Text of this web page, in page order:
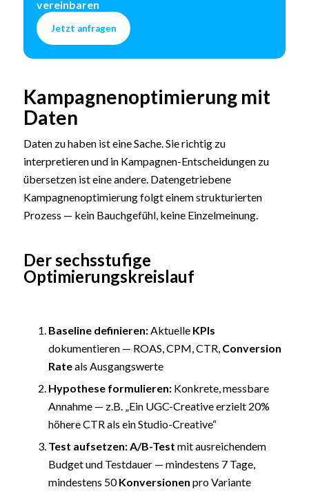
vereinbaren
Jetzt anfragen
Kampagnenoptimierung mit
Daten
Daten zu haben ist eine Sache. Sie richtig zu
interpretieren und in Kampagnen-Entscheidungen zu
übersetzen ist eine andere. Datengetriebene
Kampagnenoptimierung folgt einem strukturierten
Prozess — kein Bauchgefühl, keine Einzelmeinung.
Der sechsstufige
Optimierungskreislauf
Baseline definieren:Aktuelle KPIs
dokumentieren — ROAS, CPM, CTR, Conversion
Rateals Ausgangswerte
Hypothese formulieren:Konkrete, messbare
Annahme — z.B. „Ein UGC-Creative erzielt 20%
höhere CTR als ein Studio-Creative“
Test aufsetzen: A/B-Test mit ausreichendem
Budget und Testdauer — mindestens 7 Tage,
mindestens 50Konversionen pro Variante